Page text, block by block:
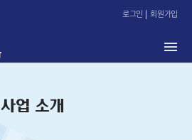
로그인 회원가입
사업 소개